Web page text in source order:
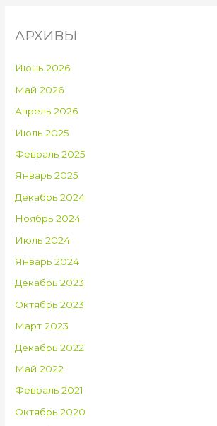
:АРХИВЫ
Июнь 2026
Май 2026
Апрель 2026
Июль 2025
Февраль 2025
Январь 2025
Декабрь 2024
Ноябрь 2024
Июль 2024
Январь 2024
Декабрь 2023
Октябрь 2023
Март 2023
Декабрь 2022
Май 2022
Февраль 2021
Октябрь 2020